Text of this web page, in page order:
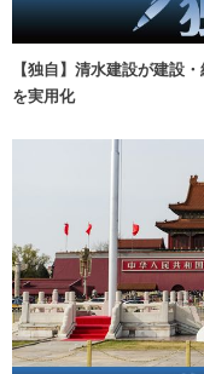
【独自】清水建設が建設
を実用化